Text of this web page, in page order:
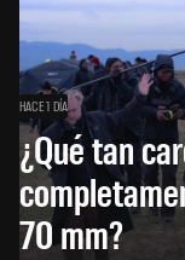
HACE 1 DÍA
¿Qué tan
70 mm?